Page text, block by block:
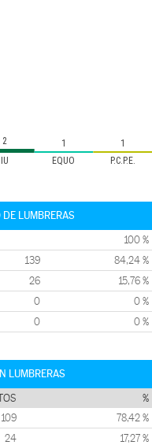
IU EQUO P.C.P.E.
2 1 1
DE LUMBRERAS
100 %
139 84,24 %
26 15,76 %
0 0 %
0 0 %
LUMBRERAS
%
109 78,42 %
24 17,27 %